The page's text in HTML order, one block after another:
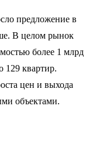
предложение в
В целом рынок
более 1 млрд
129 квартир.
цен и выхода
объектами.